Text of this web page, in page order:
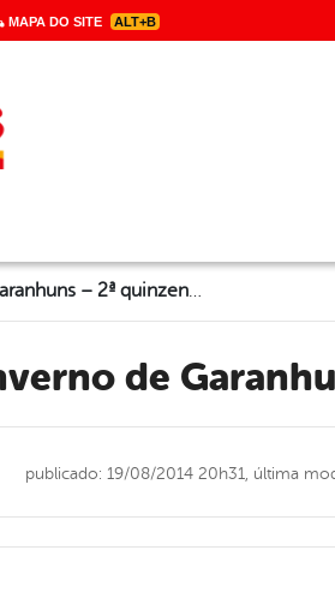
MAPA DO SITE ALT+B
Festival de Inverno de Garanhuns – 2ª quinzena de julho
de
publicado: 19/08/2014 20h31, última